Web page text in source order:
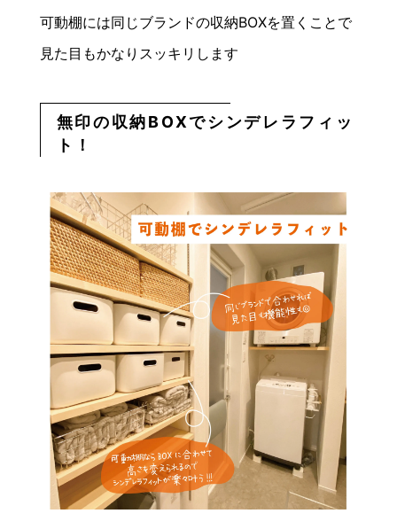
可動棚には同じブランドの収納BOXを置くことで
見た目もかなりスッキリします
無印の収納BOXでシンデレラフィッ
ト！